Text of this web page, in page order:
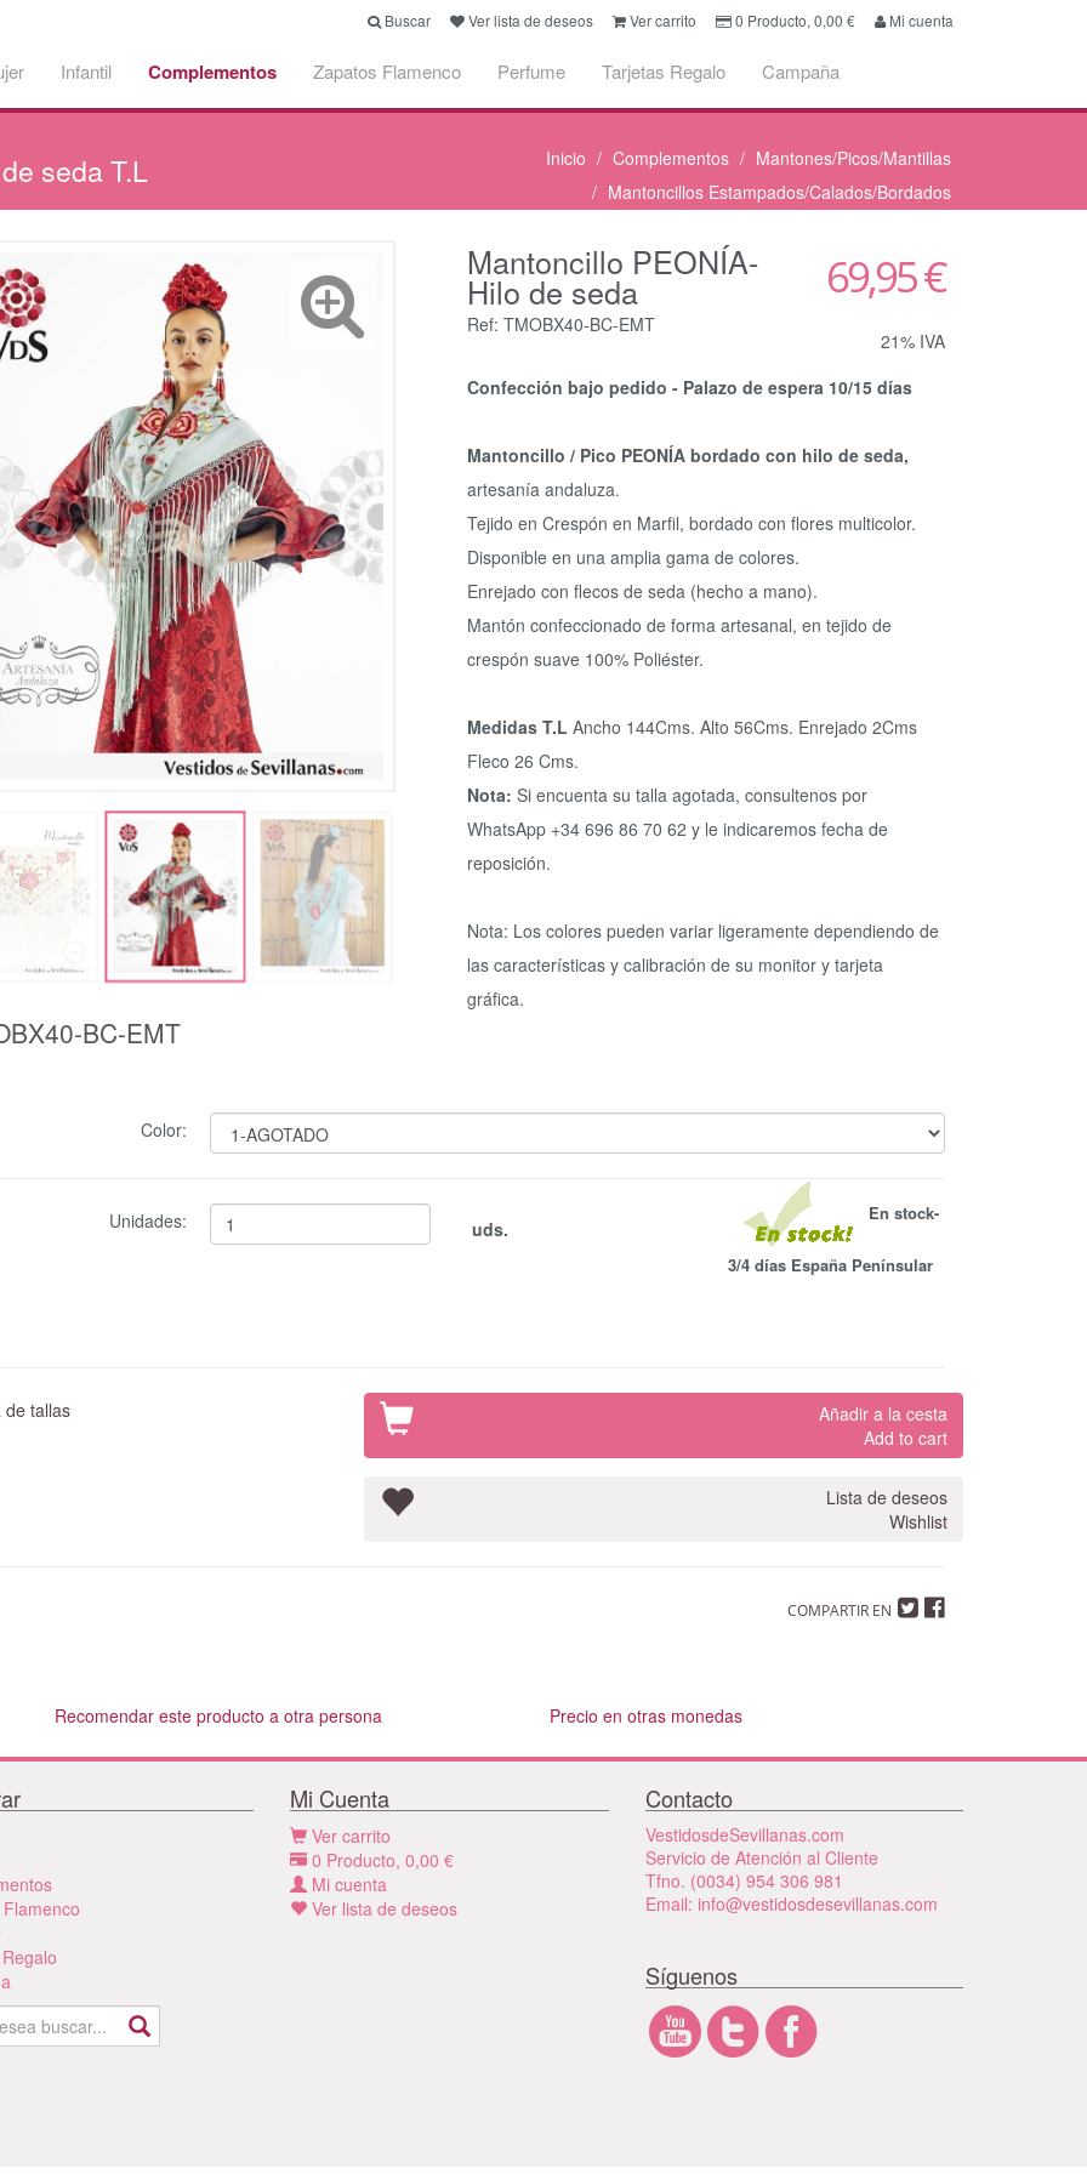
Buscar Ver lista de deseos Ver carrito 0 Producto, 0,00 € Mi cuenta
Infantil Complementos Zapatos Flamenco Perfume Tarjetas Regalo Campaña
seda T.L Inicio Complementos
Mantones/Picos/Mantillas
Mantoncillos Estampados/Calados/Bordados
BC-EMT
Mantoncillo PEONÍA-
Hilo de seda
Ref: TMOBX40-BC-EMT
69,95 €
21% IVA
Confección bajo pedido - Palazo de espera 10/15 días
Mantoncillo / Pico PEONÍA bordado con hilo de seda,
artesanía andaluza.
Tejido en Crespón en Marfil, bordado con flores multicolor.
Disponible en una amplia gama de colores.
Enrejado con flecos de seda (hecho a mano).
Mantón confeccionado de forma artesanal, en tejido de
crespón suave 100% Poliéster.
Medidas T.LAncho 144Cms. Alto 56Cms. Enrejado 2Cms
Fleco 26 Cms.
Nota: Si encuenta su talla agotada, consultenos por
WhatsApp +34 696 86 70 62 y le indicaremos fecha de
reposición.
Nota: Los colores pueden variar ligeramente dependiendo de
las características y calibración de su monitor y tarjeta
gráfica.
Color:
Unidades: uds.
En stock-
3/4 días España Penínsular
tallas
Añadir a la cesta
Add to cart
Lista de deseos
Wishlist
COMPARTIR EN
Recomendar este producto a otra persona Precio en otras monedas
Mi Cuenta
Ver carrito
0 Producto, 0,00 €
Mi cuenta
Ver lista de deseos
Contacto
VestidosdeSevillanas.com
Servicio de Atención al Cliente
Tfno. (0034) 954 306 981
Email: info@vestidosdesevillanas.com
Síguenos